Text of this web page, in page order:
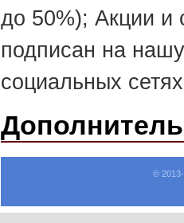
до 50%); Акции и
подписан на
социальных
© 2013-